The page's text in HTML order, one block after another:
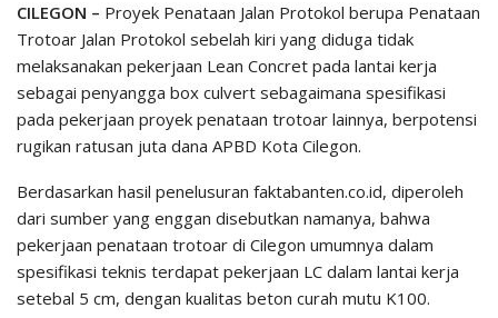
CILEGON – Proyek Penataan Jalan Protokol berupa Penataan
Trotoar Jalan Protokol sebelah kiri yang diduga tidak
melaksanakan pekerjaan Lean Concret pada lantai kerja
sebagai penyangga box culvert sebagaimana spesifikasi
pada pekerjaan proyek penataan trotoar lainnya, berpotensi
rugikan ratusan juta dana APBD Kota Cilegon.
Berdasarkan hasil penelusuran faktabanten.co.id, diperoleh
dari sumber yang enggan disebutkan namanya, bahwa
pekerjaan penataan trotoar di Cilegon umumnya dalam
spesifikasi teknis terdapat pekerjaan LC dalam lantai kerja
setebal 5 cm, dengan kualitas beton curah mutu K100.